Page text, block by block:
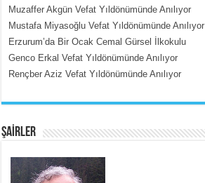
Muzaffer Akgün Vefat Yıldönümünde Anılıyor
Mustafa Miyasoğlu Vefat Yıldönümünde Anılıyor
Erzurum’da Bir Ocak Cemal Gürsel İlkokulu
Genco Erkal Vefat Yıldönümünde Anılıyor
Rençber Aziz Vefat Yıldönümünde Anılıyor
ŞAİRLER